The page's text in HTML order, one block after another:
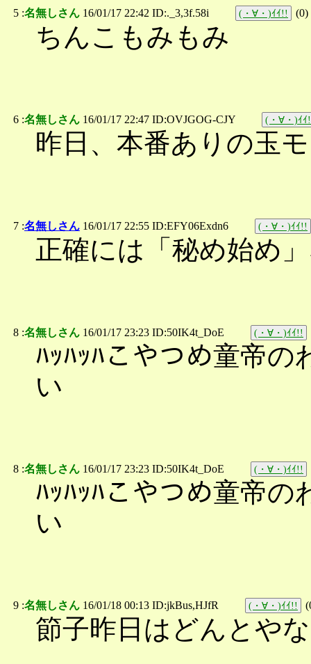
5 :名無しさん 16/01/17 22:42 ID:._3,3f.58i (・∀・)ｲｲ!! (0)
ちんこもみもみ
6 :名無しさん 16/01/17 22:47 ID:OVJGOG-CJY (・∀・)ｲｲ
昨日、本番ありの玉
7 :名無しさん 16/01/17 22:55 ID:EFY06Exdn6 (・∀・)ｲｲ!!
正確には「秘め始め
8 :名無しさん 16/01/17 23:23 ID:50IK4t_DoE (・∀・)ｲｲ!!
ﾊｯﾊｯﾊこやつめ童帝
い
8 :名無しさん 16/01/17 23:23 ID:50IK4t_DoE (・∀・)ｲｲ!!
ﾊｯﾊｯﾊこやつめ童帝
い
9 :名無しさん 16/01/18 00:13 ID:jkBus,HJfR (・∀・)ｲｲ!! (
節子昨日はどんとや